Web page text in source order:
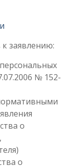
заявлению:
№ 152-
о
о